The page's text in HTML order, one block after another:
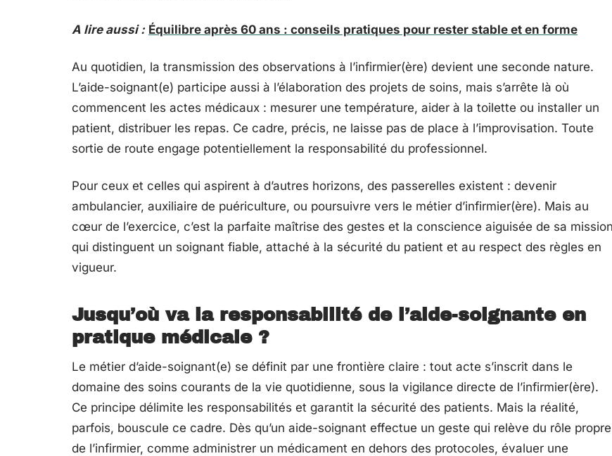
A lire aussi : Équilibre après 60 ans : conseils pratiques pour rester stable et en forme
Au quotidien, la transmission des observations à l’infirmier(ère) devient une seconde nature.
L’aide-soignant(e) participe aussi à l’élaboration des projets de soins, mais s’arrête là où
commencent les actes médicaux : mesurer une température, aider à la toilette ou installer un
patient, distribuer les repas. Ce cadre, précis, ne laisse pas de place à l’improvisation. Toute
sortie de route engage potentiellement la responsabilité du professionnel.
Pour ceux et celles qui aspirent à d’autres horizons, des passerelles existent : devenir
ambulancier, auxiliaire de puériculture, ou poursuivre vers le métier d’infirmier(ère). Mais au
cœur de l’exercice, c’est la parfaite maîtrise des gestes et la conscience aiguisée de sa mission
qui distinguent un soignant fiable, attaché à la sécurité du patient et au respect des règles en
vigueur.
Jusqu’où va la responsabilité de l’aide-soignante en
pratique médicale ?
Le métier d’aide-soignant(e) se définit par une frontière claire : tout acte s’inscrit dans le
domaine des soins courants de la vie quotidienne, sous la vigilance directe de l’infirmier(ère).
Ce principe délimite les responsabilités et garantit la sécurité des patients. Mais la réalité,
parfois, bouscule ce cadre. Dès qu’un aide-soignant effectue un geste qui relève du rôle propre
de l’infirmier, comme administrer un médicament en dehors des protocoles, évaluer une